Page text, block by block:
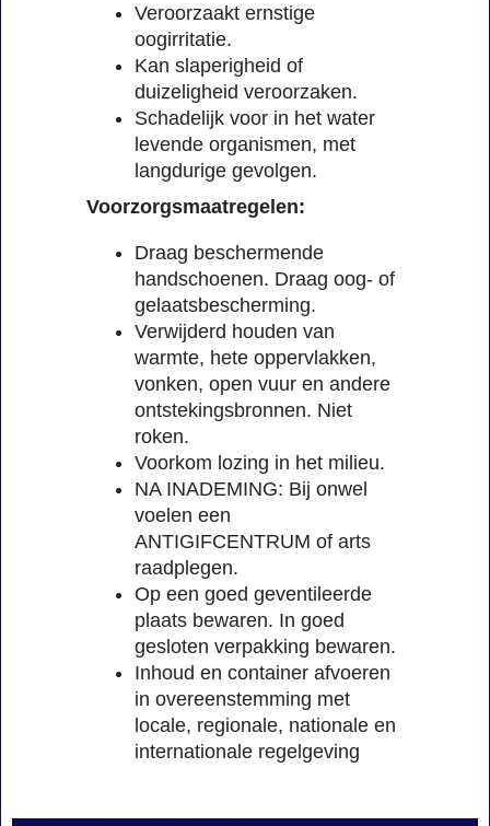
Veroorzaakt ernstige
oogirritatie.
Kan slaperigheid of
duizeligheid veroorzaken.
Schadelijk voor in het water
levende organismen, met
langdurige gevolgen.
Voorzorgsmaatregelen:
Draag beschermende
handschoenen. Draag oog- of
gelaatsbescherming.
Verwijderd houden van
warmte, hete oppervlakken,
vonken, open vuur en andere
ontstekingsbronnen. Niet
roken.
Voorkom lozing in het milieu.
NA INADEMING: Bij onwel
voelen een
ANTIGIFCENTRUM of arts
raadplegen.
Op een goed geventileerde
plaats bewaren. In goed
gesloten verpakking bewaren.
Inhoud en container afvoeren
in overeenstemming met
locale, regionale, nationale en
internationale regelgeving